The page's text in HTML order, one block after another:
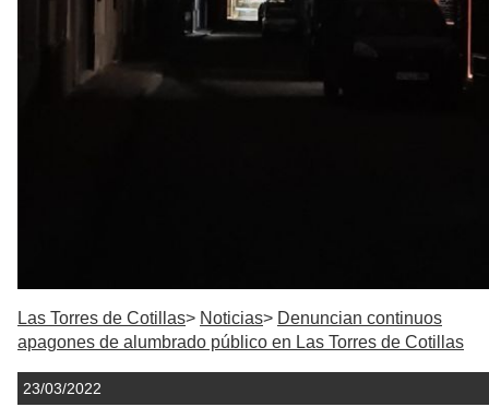
Las Torres de Cotillas Noticias
Denuncian continuos
apagones de alumbrado público en Las Torres de Cotillas
23/03/2022